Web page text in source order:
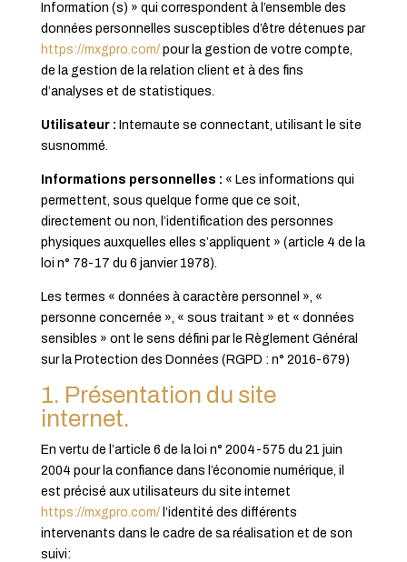
Information (s) » qui correspondent à l’ensemble des
données personnelles susceptibles d’être détenues par
https://mxgpro.com/pour la gestion de votre compte,
de la gestion de la relation client et à des fins
d’analyses et de statistiques.
Utilisateur : Internaute se connectant, utilisant le site
susnommé.
Informations personnelles : « Les informations qui
permettent, sous quelque forme que ce soit,
directement ou non, l’identification des personnes
physiques auxquelles elles s’appliquent » (article 4 de la
loi n° 78-17 du 6 janvier 1978).
Les termes « données à caractère personnel », «
personne concernée », « sous traitant » et « données
sensibles » ont le sens défini par le Règlement Général
sur la Protection des Données (RGPD : n° 2016-679)
1. Présentation du site
internet.
En vertu de l’article 6 de la loi n° 2004-575 du 21 juin
2004 pour la confiance dans l’économie numérique, il
est précisé aux utilisateurs du site internet
https://mxgpro.com/l’identité des différents
intervenants dans le cadre de sa réalisation et de son
suivi: